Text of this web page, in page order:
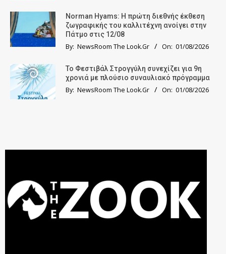
Norman Hyams: Η πρώτη διεθνής έκθεση
ζωγραφικής του καλλιτέχνη ανοίγει στην
Πάτμο στις 12/08
By: NewsRoom The Look.Gr On: 01/08/2026
Το Φεστιβάλ Στρογγύλη συνεχίζει για 9η
χρονιά με πλούσιο συναυλιακό πρόγραμμα
By: NewsRoom The Look.Gr On: 01/08/2026